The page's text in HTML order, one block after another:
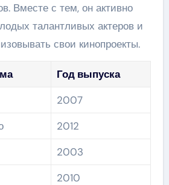
Вместе с тем, он активно
талантливых актеров и
свои кинопроекты.
Год выпуска
2007
2012
2003
2010